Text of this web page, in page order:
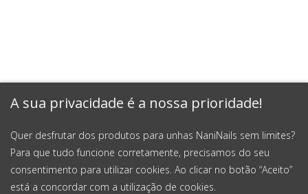
A sua privacidade é a nossa prioridade!
Quer desfrutar dos produtos para unhas NaniNails sem limites?
Para que tudo funcione corretamente, precisamos do seu
consentimento para utilizar cookies. Ao clicar no botão “Aceito”
está a concordar com a utilização de cookies.